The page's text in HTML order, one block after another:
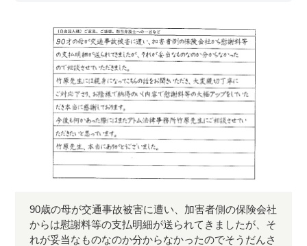
90歳の母が交通事故被害に遭い、加害者側の保険会社
からは慰謝料等の支払明細が送られてきましたが、そ
れが妥当なものなのか分からなかったのでそうだんさ